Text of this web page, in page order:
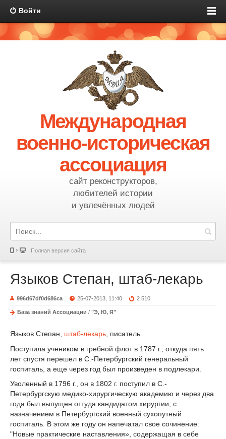
Войти
Международная
военно-историческая
ассоциация
сайт реконструкторов,
любителей истории
и увлечённых людей
Полная версия сайта
Языков Степан, штаб-лекарь
996d67df0d686ca 25-07-2013, 11:40 2 510
База знаний Ассоциации / "Э, Ю, Я"
Языков Степан, штаб-лекарь , писатель.
Поступила учеником в гребной флот в 1787 г., откуда пять
лет спустя перешел в С.-Петербургский генеральный
госпиталь, а еще через год был произведен в подлекари.
Уволенный в 1796 г., он в 1802 г. поступил в С.-
Петербургскую медико-хирургическую академию и через два
года был выпущен оттуда кандидатом хирургии, с
назначением в Петербургский военный сухопутный
госпиталь. В этом же году он напечатал свое сочинение:
"Новые практические наставления», содержащая в себе